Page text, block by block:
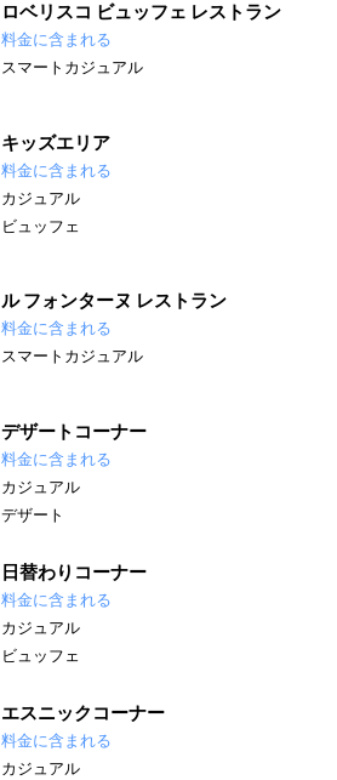
ロベリスコ ビュッフェ レストラン
料金に含まれる
スマートカジュアル
キッズエリア
料金に含まれる
カジュアル
ビュッフェ
ル フォンターヌ レストラン
料金に含まれる
スマートカジュアル
デザートコーナー
料金に含まれる
カジュアル
デザート
日替わりコーナー
料金に含まれる
カジュアル
ビュッフェ
エスニックコーナー
料金に含まれる
カジュアル